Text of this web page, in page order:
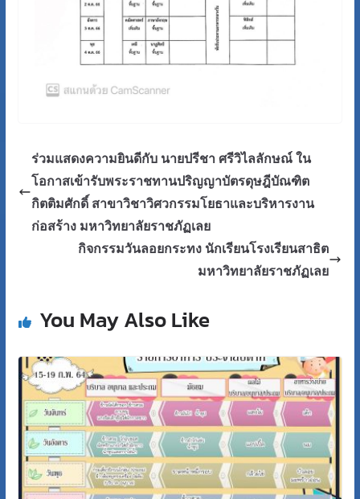
ร่วมแสดงความยินดีกับ นายปรีชา ศรีวิไลลักษณ์ ใน
โอกาสเข้ารับพระราชทานปริญญาบัตรดุษฎีบัณฑิต
กิตติมศักดิ์ สาขาวิชาวิศวกรรมโยธาและบริหารงาน
ก่อสร้าง มหาวิทยาลัยราชภัฏเลย
กิจกรรมวันลอยกระทง นักเรียนโรงเรียนสาธิต
มหาวิทยาลัยราชภัฏเลย
You May Also Like